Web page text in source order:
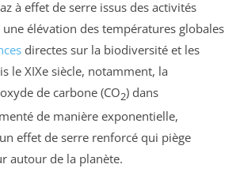
à effet de serre issus des activités
élévation des températures globales
directes sur la biodiversité et les
le XIXe siècle, notamment, la
de carbone (CO2) dans
de manière exponentielle,
effet de serre renforcé qui piège
autour de la planète.